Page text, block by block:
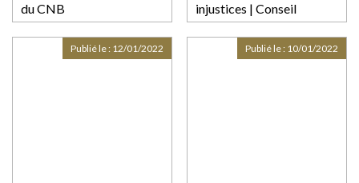
du CNB
injustices | Conseil
national des barreaux
Publié le : 12/01/2022 Publié le : 10/01/2022